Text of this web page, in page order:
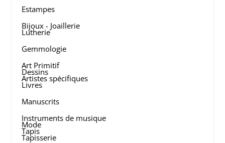
Estampes
Bijoux - Joaillerie
Lutherie
Gemmologie
Art Primitif
Dessins
Artistes spécifiques
Livres
Manuscrits
Instruments de musique
Mode
Tapis
Tapisserie